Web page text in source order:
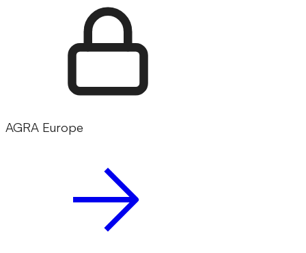
AGRA Europe